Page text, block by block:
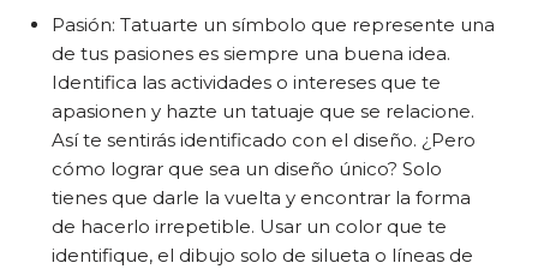
Pasión: Tatuarte un símbolo que represente una
de tus pasiones es siempre una buena idea.
Identifica las actividades o intereses que te
apasionen y hazte un tatuaje que se relacione.
Así te sentirás identificado con el diseño. ¿Pero
cómo lograr que sea un diseño único? Solo
tienes que darle la vuelta y encontrar la forma
de hacerlo irrepetible. Usar un color que te
identifique, el dibujo solo de silueta o líneas de